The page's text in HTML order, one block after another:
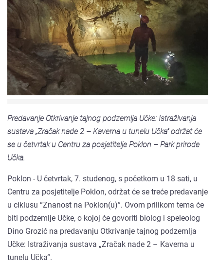
Predavanje Otkrivanje tajnog podzemlja Učke: Istraživanja
sustava „Zračak nade 2 – Kaverna u tunelu Učka“ održat će
se u četvrtak u Centru za posjetitelje Poklon – Park prirode
Učka.
Poklon - U četvrtak, 7. studenog, s početkom u 18 sati, u
Centru za posjetitelje Poklon, održat će se treće predavanje
u ciklusu “Znanost na Poklon(u)”. Ovom prilikom tema će
biti podzemlje Učke, o kojoj će govoriti biolog i speleolog
Dino Grozić na predavanju Otkrivanje tajnog podzemlja
Učke: Istraživanja sustava „Zračak nade 2 – Kaverna u
tunelu Učka“.